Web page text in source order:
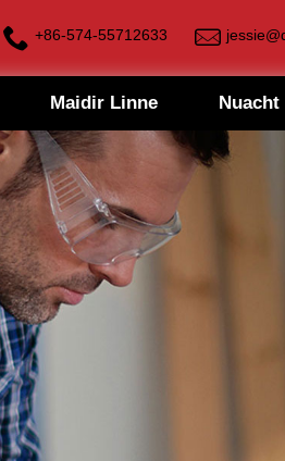
+86-574-55712633
Maidir Linne Nuacht